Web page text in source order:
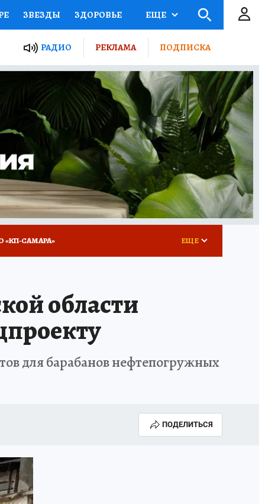
ЗВЕЗДЫ ЗДОРОВЬЕ
ПРОЕКТЫ РОССИИ
ПУТЕВОДИТЕЛЬ
ТУРИЗМ
ВСЕ О КП РАДИО КП
ЕЩЕ
РАДИО РЕКЛАМА ПОДПИСКА
«КП-САМАРА»
ДЕНЬ ПОБЕДЫ В САМАРЕ 2025
#ЭКОРАВНОВЕСИЕ
ЕЩЕ
области
для барабанов нефтепогружных
ПОДЕЛИТЬСЯ